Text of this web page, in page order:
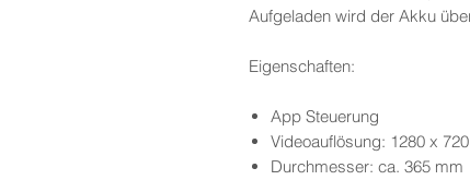
Aufgeladen wird der Akku
Eigenschaften:
App Steuerung
Videoauflösung: 1280 x
Durchmesser: ca. 365 mm